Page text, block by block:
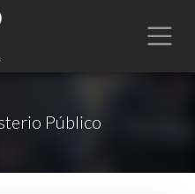
Público